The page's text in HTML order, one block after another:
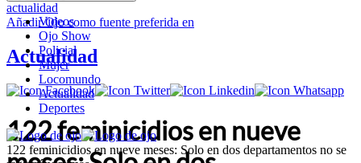
Videos
Ojo Show
Policial
Mujer
Locomundo
Actualidad
Deportes
122 feminicidios en nueve meses: Solo en dos departamentos no se
actualidad
AñadirOjocomo fuente preferida en
Actualidad
122 feminicidios en nueve